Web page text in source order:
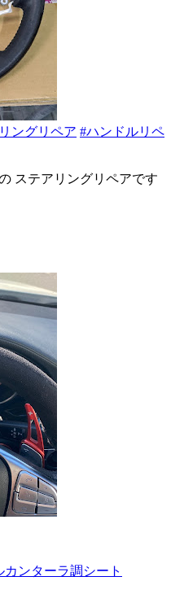
ングリペア #ハンドルリペ
ステアリングリペアです
カンターラ調シート